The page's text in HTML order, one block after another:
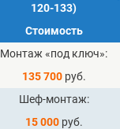
120-133)
Стоимость
Монтаж «под ключ»
135 700руб.
Шеф-монтаж
15 000руб.